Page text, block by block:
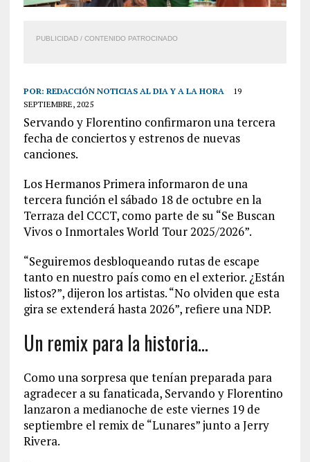
PUBLICIDAD / CONTENIDO PATROCINADO
POR: REDACCIÓN NOTICIAS AL DIA Y A LA HORA
19
SEPTIEMBRE, 2025
Servando y Florentino confirmaron una tercera
fecha de conciertos y estrenos de nuevas
canciones.
Los Hermanos Primera informaron de una
tercera función el sábado 18 de octubre en la
Terraza del CCCT, como parte de su “Se Buscan
Vivos o Inmortales World Tour 2025/2026”.
“Seguiremos desbloqueando rutas de escape
tanto en nuestro país como en el exterior. ¿Están
listos?”, dijeron los artistas. “No olviden que esta
gira se extenderá hasta 2026”, refiere una NDP.
Un remix para la historia…
Como una sorpresa que tenían preparada para
agradecer a su fanaticada, Servando y Florentino
lanzaron a medianoche de este viernes 19 de
septiembre el remix de “Lunares” junto a Jerry
Rivera.